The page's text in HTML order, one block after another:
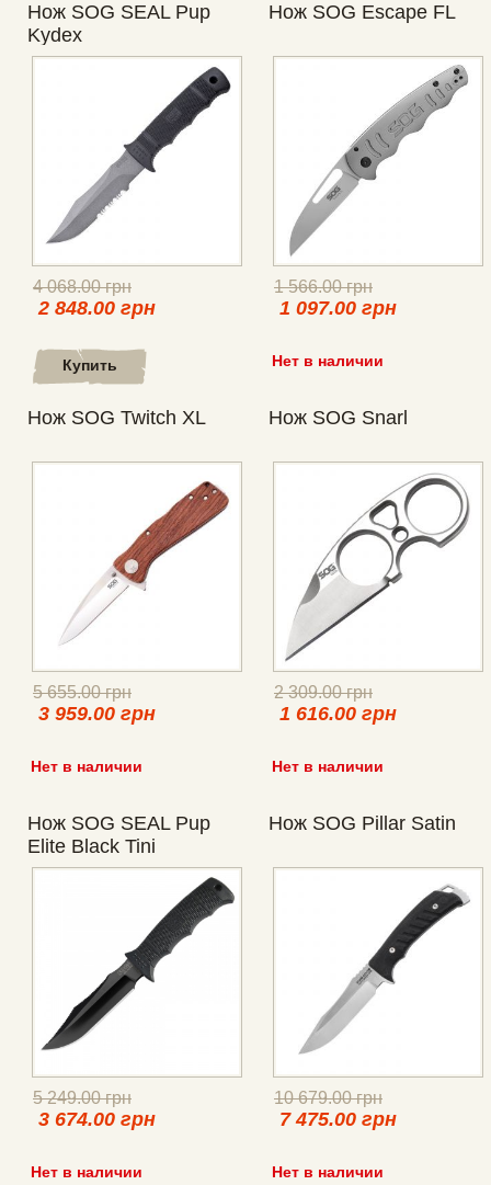
Нож SOG SEAL Pup
Kydex
4 068.00 грн
2 848.00 грн
Купить
Нож SOG Escape FL
1 566.00 грн
1 097.00 грн
Нет в наличии
Нож SOG Twitch XL
5 655.00 грн
3 959.00 грн
Нет в наличии
Нож SOG Snarl
2 309.00 грн
1 616.00 грн
Нет в наличии
Нож SOG SEAL Pup
Elite Black Tini
5 249.00 грн
3 674.00 грн
Нет в наличии
Нож SOG Pillar Satin
10 679.00 грн
7 475.00 грн
Нет в наличии